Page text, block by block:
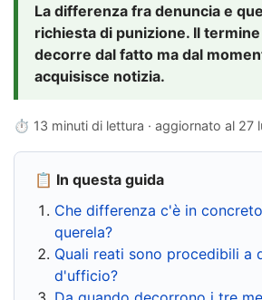
La differenza fra denuncia e
richiesta di punizione. Il
decorre dal fatto ma dal
acquisisce notizia.
⏱ 13 minuti di lettura · aggiornato al 27
📋 In questa guida
Che differenza c'è in
querela?
Quali reati sono procedibili a
d'ufficio?